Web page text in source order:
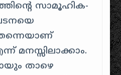
സാമൂഹിക-
മനസ്സിലാക്കാം.
താഴെ